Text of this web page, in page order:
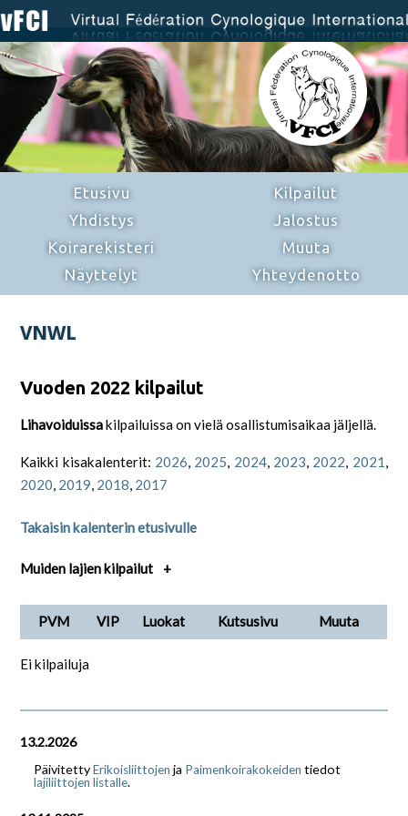
Etusivu
Yhdistys
Koirarekisteri
Näyttelyt
Kilpailut
Jalostus
Muuta
Yhteydenotto
VNWL
Vuoden 2022 kilpailut
Lihavoiduissakilpailuissa on vielä osallistumisaikaa jäljellä.
Kaikki kisakalenterit: 2026 2025 2024, 2023 2022 2021
2020 2019 2018 2017
Takaisin kalenterin etusivulle
Muiden lajien kilpailut +
PVM VIP Luokat Kutsusivu Muuta
Ei kilpailuja
13.2.2026
PäivitettyErikoisliittojen ja Paimenkoirakokeiden tiedot
lajiliittojen listalle.